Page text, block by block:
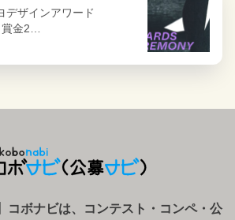
デザインアワード
賞金2…
コボナビは、コンテスト・コンペ・ 公